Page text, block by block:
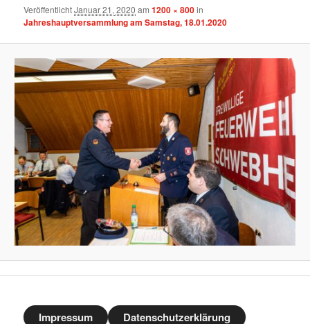
VeröffentlichtJanuar 21, 2020 am1200 × 800in
Jahreshauptversammlung am Samstag, 18.01.2020
Impressum Datenschutzerklärung